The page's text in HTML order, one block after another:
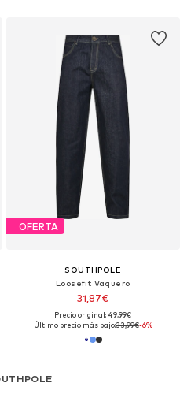
OFERTA
SOUTHPOLE
Loosefit Vaquero
31,87€
Precio original: 49,99€
Último precio más bajo:33,99€-6%